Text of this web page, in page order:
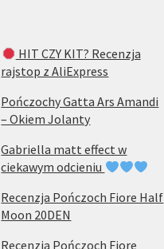
HIT CZY KIT? Recenzja
rajstop z AliExpress
Pończochy Gatta Ars Amandi
– Okiem Jolanty
Gabriella matt effect w
ciekawym odcieniu
Recenzja Pończoch Fiore Half
Moon 20DEN
Recenzja Pończoch Fiore